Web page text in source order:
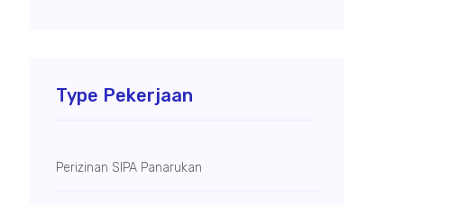
Type Pekerjaan
Perizinan SIPA Panarukan